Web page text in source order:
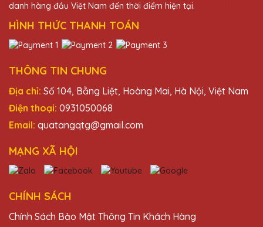
Hoàng Thị Hòa
27/11/2025
Mẫu mã cúp pha lê tại Quà Tặng Pha Lê
QTG rất đa dạng và đẹp mắt, luôn mang
đến sự hài lòng cho khách hàng.
danh hàng đầu Việt Nam đến thời điểm hiện tại.
HÌNH THỨC THANH TOÁN
THÔNG TIN CHUNG
Địa chỉ: Số 104, Bằng Liệt, Hoàng Mai, Hà Nội, Việt Nam
Điện thoại: 0931050068
Email: quatangqtg@gmail.com
MẠNG XÃ HỘI
CHÍNH SÁCH
Chính Sách Bảo Mật Thông Tin Khách Hàng